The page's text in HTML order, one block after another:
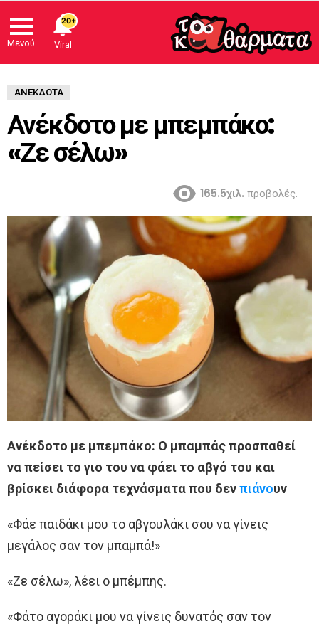
Μενού
ΑΝΈΚΔΟΤΑ
Ανέκδοτο με μπεμπάκο:
«Ζε σέλω»
165.5χιλ. προβολές.
Ανέκδοτο με μπεμπάκο: Ο μπαμπάς προσπαθεί
να πείσει το γιο του να φάει το αβγό του και
βρίσκει διάφορα τεχνάσματα που δενπιάνουν
«Φάε παιδάκι μου το αβγουλάκι σου να γίνεις
μεγάλος σαν τον μπαμπά!»
«Ζε σέλω», λέει ο μπέμπης.
«Φάτο αγοράκι μου να γίνεις δυνατός σαν τον
20+
Viral